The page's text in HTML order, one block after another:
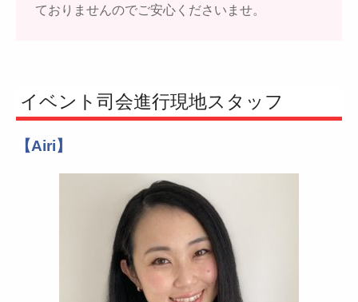
ておりませんのでご安心くださいませ。
イベント司会進行現地スタッフ
【Airi】